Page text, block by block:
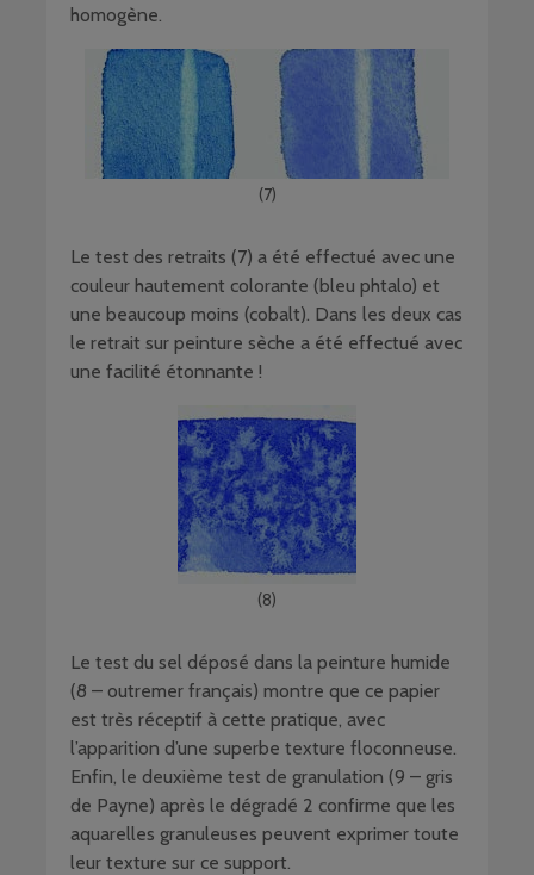
homogène.
(7)
Le test des retraits (7) a été effectué avec une
couleur hautement colorante (bleu phtalo) et
une beaucoup moins (cobalt). Dans les deux cas
le retrait sur peinture sèche a été effectué avec
une facilité étonnante !
(8)
Le test du sel déposé dans la peinture humide
(8 – outremer français) montre que ce papier
est très réceptif à cette pratique, avec
l’apparition d’une superbe texture floconneuse.
Enfin, le deuxième test de granulation (9 – gris
de Payne) après le dégradé 2 confirme que les
aquarelles granuleuses peuvent exprimer toute
leur texture sur ce support.